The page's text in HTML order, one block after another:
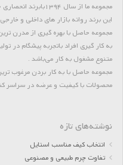
مجموعه ما از سال
این برند روانه بازار های داخلی و
مجموعه حاصل با بهره گیری از مدرن
به کار گیری افراد باتجربه پیشگام در
متنوع مشغول به کار می‌باشد .
مجموعه حاصل با به کار بردن مرغوب
محصولات با کیفیت و عرضه در سراسر
نوشته‌های تازه
انتخاب کیف مناسب استایل
تفاوت چرم طبیعی و مصنوعی